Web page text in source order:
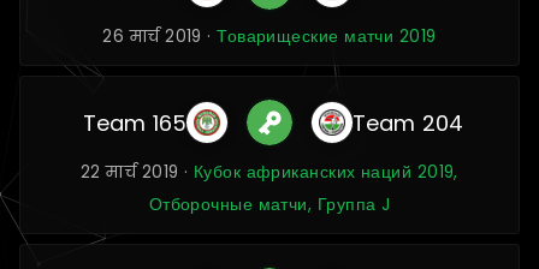
26 मार्च 2019 ·Товарищеские матчи 2019
Team 165 Team 204
22 मार्च 2019 · Кубок африканских наций 2019,
Отборочные матчи, Группа J